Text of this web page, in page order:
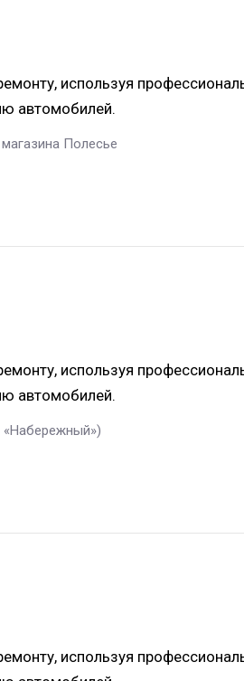
используя
автомобилей.
Полесье
используя
автомобилей.
«Набережный»)
используя